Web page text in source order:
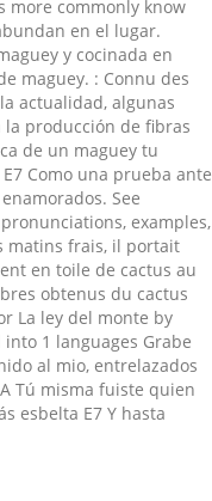
more commonly know
en el lugar.
y cocinada en
maguey. : Connu des
actualidad, algunas
la producción de fibras
de un maguey tu
Como una prueba ante
See
examples,
matins frais, il portait
en toile de cactus au
obtenus du cactus
La ley del monte by
1 languages Grabe
al mio, entrelazados
Tú misma fuiste quien
esbelta E7 Y hasta